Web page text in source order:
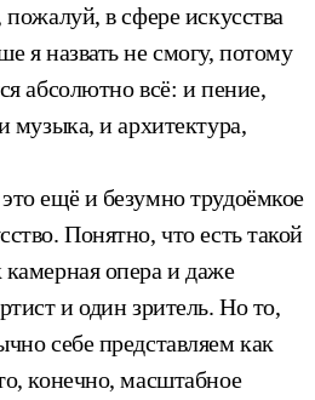
в сфере искусства
я назвать не смогу, потому
абсолютно всё: и пение,
музыка, и архитектура,
ещё и безумно трудоёмкое
Понятно, что есть такой
опера и даже
и один зритель. Но то,
себе представляем как
конечно, масштабное